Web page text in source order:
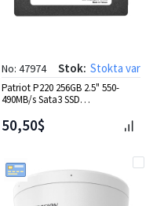
No: 47974 Stok: Stokta var
Patriot P220 256GB 2.5" 550-
490MB/s Sata3 SSD
50,50$